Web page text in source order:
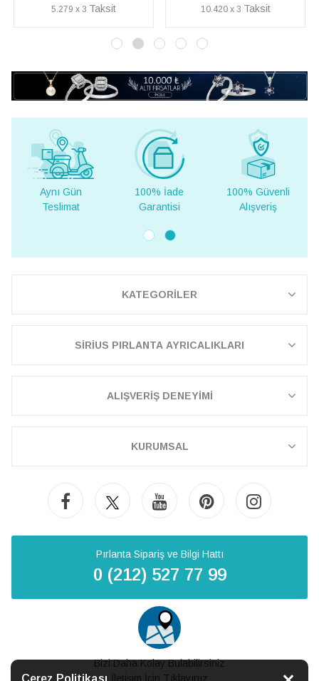
Çerez Politikası
10.420 x 3 11.551 x 3
100% İade
Garantisi
100% Güvenli
Alışveriş
Yurt Dışına
Teslimat
KATEGORİLER
SİRİUS PIRLANTA AYRICALIKLARI
ALIŞVERİŞ DENEYİMİ
KURUMSAL
Pırlanta Sipariş ve Bilgi Hattı
0 (212) 527 77 99
Bizi Daha Kolay Bulabilirsiniz
İletişim İçin Tıklayınız